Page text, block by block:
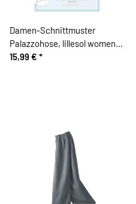
Damen-Schnittmuster
Palazzohose, lillesol women
No.82
15,99 € *